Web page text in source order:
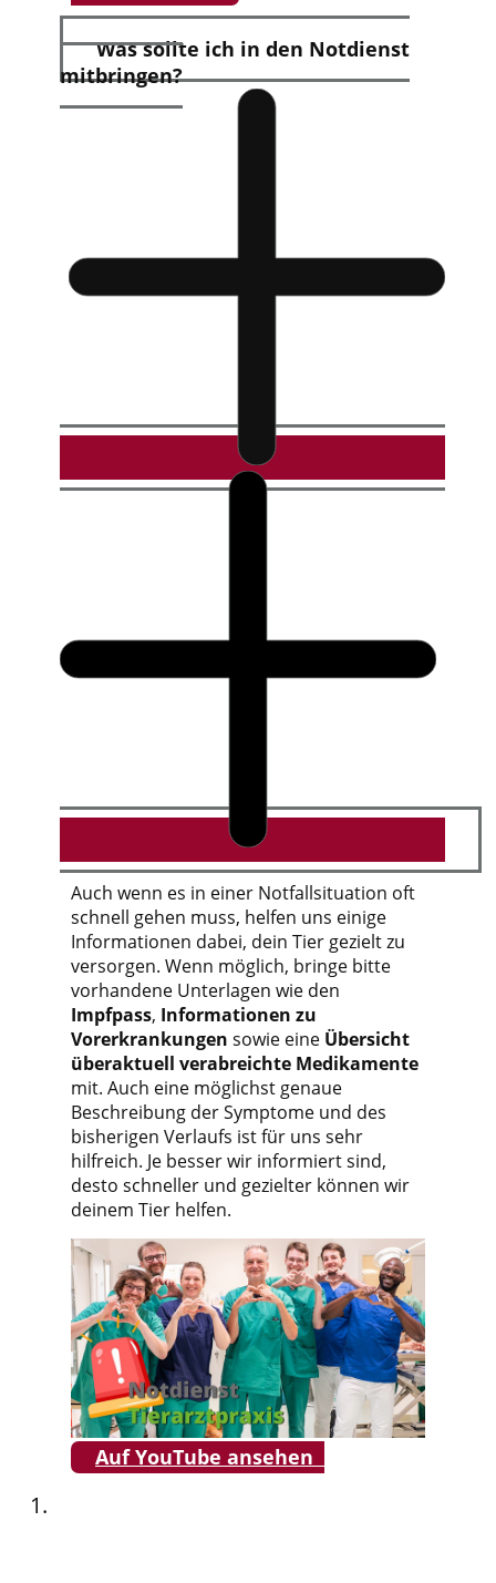
Was sollte ich in den Notdienst
mitbringen?
Auch wenn es in einer Notfallsituation oft
schnell gehen muss, helfen uns einige
Informationen dabei, dein Tier gezielt zu
versorgen. Wenn möglich, bringe bitte
vorhandene Unterlagen wie den
Impfpass, Informationen zu
Vorerkrankungen sowie eine Übersicht
überaktuell verabreichte Medikamente
mit. Auch eine möglichst genaue
Beschreibung der Symptome und des
bisherigen Verlaufs ist für uns sehr
hilfreich. Je besser wir informiert sind,
desto schneller und gezielter können wir
deinem Tier helfen.
Auf YouTube ansehen